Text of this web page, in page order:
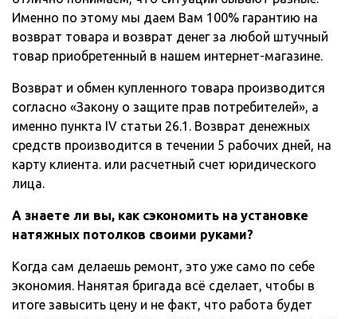
Именно по этому мы даем Вам 100% гарантию на
возврат товара и возврат денег за любой штучный
товар приобретенный в нашем интернет-магазине.
Возврат и обмен купленного товара производится
согласно «Закону о защите прав потребителей», а
именно пункта IV статьи 26.1. Возврат денежных
средств производится в течении 5 рабочих дней, на
карту клиента. или расчетный счет юридического
лица.
А знаете ли вы, как сэкономить на установке
натяжных потолков своими руками?
Когда сам делаешь ремонт, это уже само по себе
экономия. Нанятая бригада всё сделает, чтобы в
итоге завысить цену и не факт, что работа будет